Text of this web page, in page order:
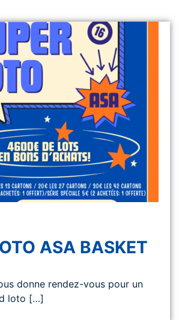
ASA BASKET
donne rendez-vous pour un
loto […]